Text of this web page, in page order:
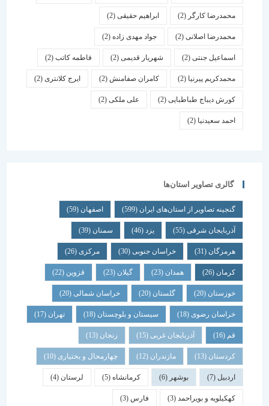
محمدرضا کارگر(2) ابراهیم حقیقی(2)
محمدرضا اصلانی(2) جواد مهدی زاده(2)
اسماعیل جنتی(2) شهریار قدیمی(2) فاطمه کاتب(2)
محمدکریم پیرنیا (2) کامران صفامنش(2) ایرج کلانتری (2)
کورش دیباج طباطبایی(2) علی ملکی(2)
احمد سعیدنیا (2)
گالری تصاویر استان‌ها
گنجینه تصاویر از استان‌های ایران(599) اصفهان (59)
آذربایجان شرقی(55) یزد سمنان (39)
هرمزگان(31) خراسان جنوبی(30) مرکزی (26)
همدان گیلان قزوین
خوزستان(20) گلستان (20) خراسان شمالی(20)
خراسان رضوی(18) سیستان و بلوچستان(18) تهران
آذربایجان غربی(15) زنجان
کردستان(13) مازندران(12) چهارمحال و بختیاری (10)
بوشهر کرمانشاه(5) لرستان (4)
کهکیلویه و بویراحمد(3) فارس